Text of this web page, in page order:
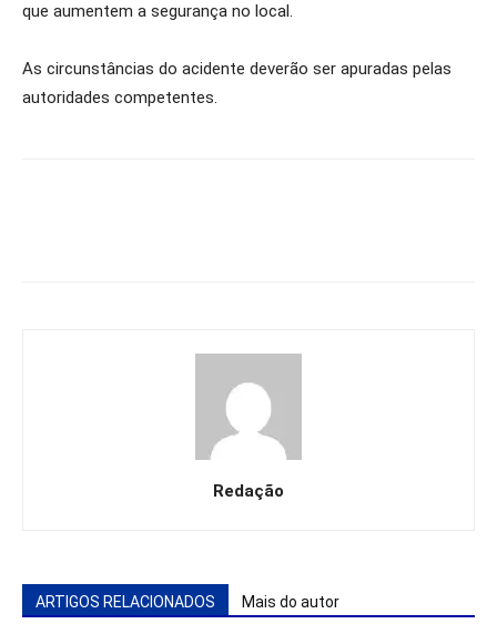
que aumentem a segurança no local.
As circunstâncias do acidente deverão ser apuradas pelas
autoridades competentes.
Redação
ARTIGOS RELACIONADOS Mais do autor